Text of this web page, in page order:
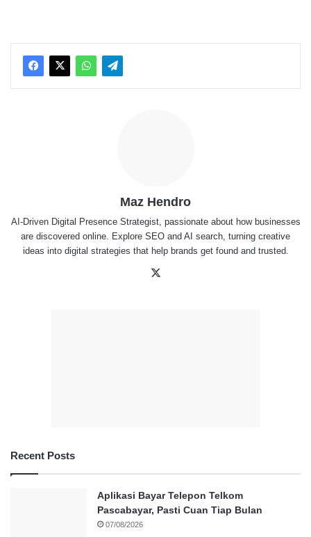
Maz Hendro
AI-Driven Digital Presence Strategist, passionate about how businesses
are discovered online. Explore SEO and AI search, turning creative
ideas into digital strategies that help brands get found and trusted.
Recent Posts
Aplikasi Bayar Telepon Telkom
Pascabayar, Pasti Cuan Tiap Bulan
07/08/2026